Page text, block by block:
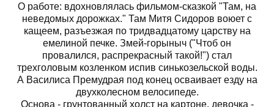
О работе: вдохновлялась фильмом-сказкой "Там, на
неведомых дорожках." Там Митя Сидоров воюет с
кащеем, разъезжая по тридвадцатому царству на
емелиной печке. Змей-горыныч ("Чтоб он
провалился, распрекрасный такой!") стал
трехголовым козленком испив синькозельской воды.
А Василиса Премудрая под конец осваивает езду на
двухколесном велосипеде.
Основа - грунтованный холст на картоне, девочка -